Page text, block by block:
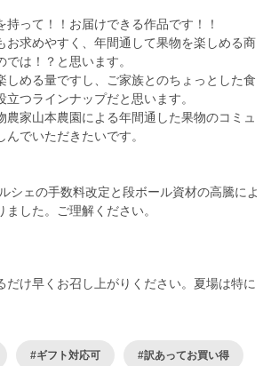
って！！お届けできる作品です！！
求めやすく、年間通して果物を楽しめる商
は！？と思います。
める量ですし、ご家族とのちょっとした食
つラインナップだと思います。
家山本農園による年間通した果物のコミュ
んでいただきたいです。
シェの手数料改定と段ボール資材の高騰によ
だけ早くお召し上がりください。夏場は特に
#ギフト対応可 #訳あってお買い得